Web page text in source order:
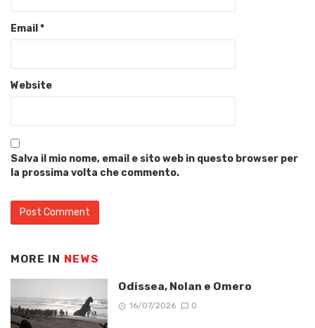
Email *
Website
Salva il mio nome, email e sito web in questo browser per
la prossima volta che commento.
MORE IN NEWS
Odissea, Nolan e Omero
16/07/2026 0